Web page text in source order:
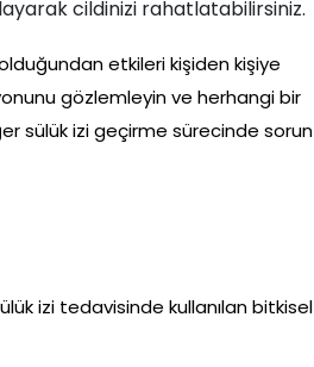
cildinizi rahatlatabilirsiniz.
etkileri kişiden kişiye
gözlemleyin ve herhangi bir
sülük izi geçirme sürecinde sorun
izi tedavisinde kullanılan bitkisel